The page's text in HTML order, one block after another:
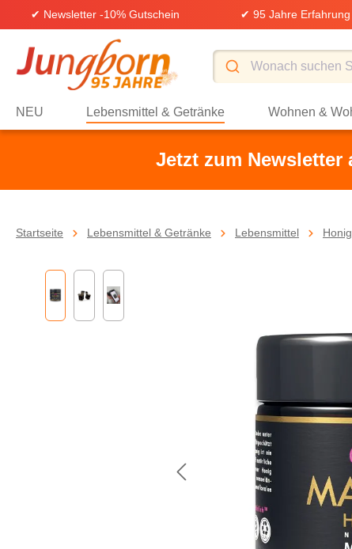
Zur Hauptnavigation springen
✔ Newsletter -10% Gutschein ✔ 95 Jahre Erfahrung
NEU Lebensmittel & Getränke Wohnen &
Jetzt zum Newsletter
Startseite Lebensmittel & Getränke Lebensmittel
Bildergalerie überspringen